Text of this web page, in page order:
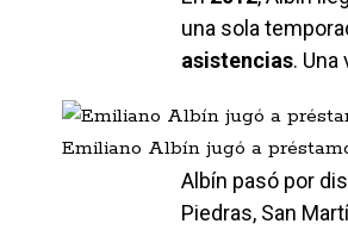
una sola
asistencias.
Emiliano Albín jugó a
Albín pasó por
Piedras, San